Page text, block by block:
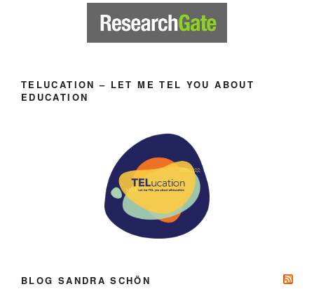
TELUCATION – LET ME TEL YOU ABOUT
EDUCATION
BLOG SANDRA SCHÖN